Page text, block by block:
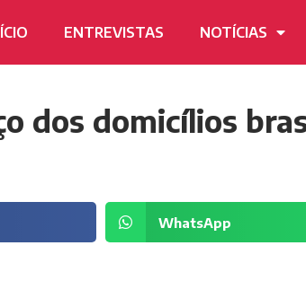
ENTREVISTAS NOTÍCIAS
dos domicílios
WhatsApp